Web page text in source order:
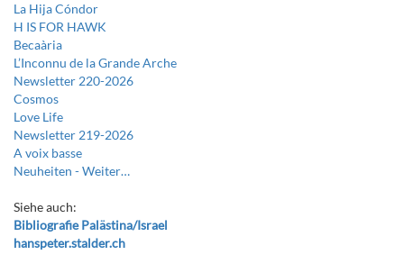
La Hija Cóndor
H IS FOR HAWK
Becaària
L’Inconnu de la Grande Arche
Newsletter 220-2026
Cosmos
Love Life
Newsletter 219-2026
A voix basse
Neuheiten -Weiter…
Siehe auch:
Bibliografie Palästina/Israel
hanspeter.stalder.ch